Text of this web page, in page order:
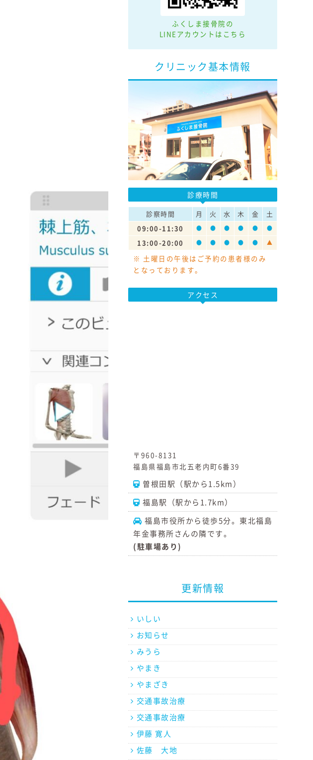
ふくしま接骨院の
LINEアカウントはこちら
クリニック基本情報
診療時間
診察時間 月 火 水 木 金
土
09:00-11:30
● ● ● ● ● ●
13:00-20:00 ● ● ● ● ● ▲
※ 土曜日の午後はご予約の患者様のみ
となっております。
アクセス
〒960-8131
福島県福島市北五老内町6番39
曽根田駅（駅から1.5km）
福島駅（駅から1.7km）
福島市役所から徒歩5分。東北福島
年金事務所さんの隣です。
(駐車場あり)
更新情報
いしい
お知らせ
みうら
やまき
やまざき
交通事故治療
交通事故治療
伊藤 寛人
佐藤 大地